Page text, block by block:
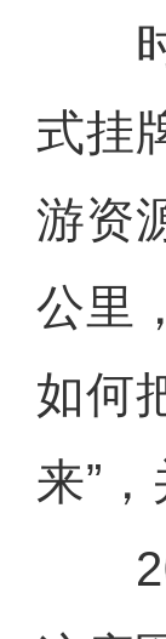
时
式挂
游资
公里
如何
来”